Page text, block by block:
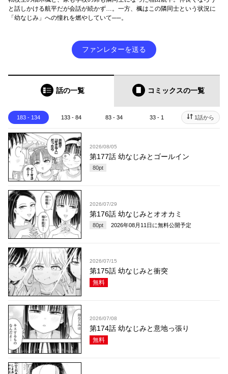
と話しかける航平だが会話が続かず…。一方、楓はこの隣同士という状況に
「幼なじみ」への憧れを燃やしていて──。
ファンレターを送る
話の一覧 コミックスの一覧
183 - 134 133 - 84 83 - 34 33 - 1 1話から
2026/08/05
第177話 幼なじみとゴールイン
80pt
2026/07/29
第176話 幼なじみとオオカミ
80pt 2026年08月11日 に無料公開予定
2026/07/15
第175話 幼なじみと衝突
無料
2026/07/08
第174話 幼なじみと意地っ張り
無料